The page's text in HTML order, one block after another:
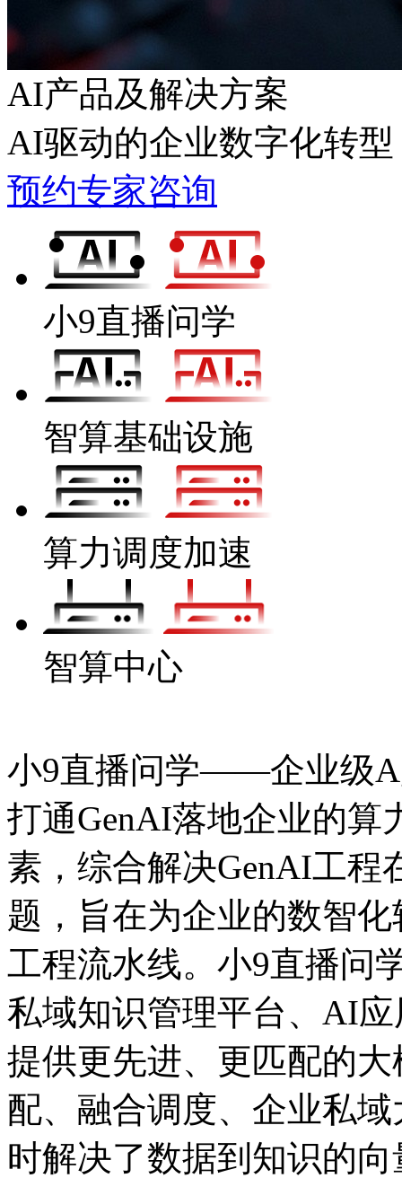
AI产品及解决方案
AI驱动的企业数字化转型
预约专家咨询
小9直播问学
智算基础设施
算力调度加速
智算中心
小9直播问学——企业级
打通GenAI落地企业的算力
素，综合解决GenAI工程在
题，旨在为企业的数
工程流水线。小9直播问学
私域知识管理平台、AI
提供更先进、更匹配的
配、融合调度、企业
时解决了数据到知识的